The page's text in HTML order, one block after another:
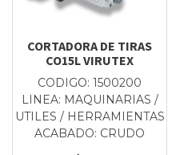
CORTADORA DE TIRAS
CO15L VIRUTEX
CODIGO: 1500200
LINEA: MAQUINARIAS /
UTILES / HERRAMIENTAS
ACABADO: CRUDO